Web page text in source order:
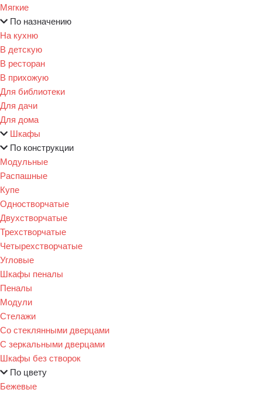
Мягкие
По назначению
На кухню
В детскую
В ресторан
В прихожую
Для библиотеки
Для дачи
Для дома
Шкафы
По конструкции
Модульные
Распашные
Купе
Одностворчатые
Двухстворчатые
Трехстворчатые
Четырехстворчатые
Угловые
Шкафы пеналы
Пеналы
Модули
Стелажи
Со стеклянными дверцами
С зеркальными дверцами
Шкафы без створок
По цвету
Бежевые